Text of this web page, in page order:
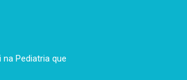
Pediatria que